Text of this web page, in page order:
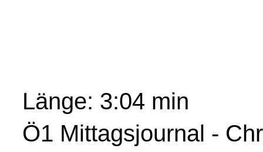
Länge: 3:04 min
Ö1 Mittagsjournal -